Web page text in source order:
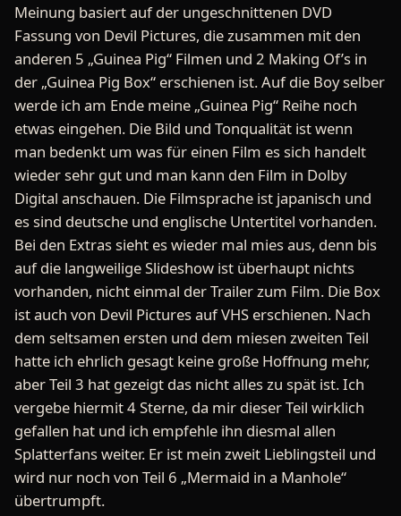
Meinung basiert auf der ungeschnittenen DVD
Fassung von Devil Pictures, die zusammen mit den
anderen 5 „Guinea Pig“ Filmen und 2 Making Of’s in
der „Guinea Pig Box“ erschienen ist. Auf die Boy selber
werde ich am Ende meine „Guinea Pig“ Reihe noch
etwas eingehen. Die Bild und Tonqualität ist wenn
man bedenkt um was für einen Film es sich handelt
wieder sehr gut und man kann den Film in Dolby
Digital anschauen. Die Filmsprache ist japanisch und
es sind deutsche und englische Untertitel vorhanden.
Bei den Extras sieht es wieder mal mies aus, denn bis
auf die langweilige Slideshow ist überhaupt nichts
vorhanden, nicht einmal der Trailer zum Film. Die Box
ist auch von Devil Pictures auf VHS erschienen. Nach
dem seltsamen ersten und dem miesen zweiten Teil
hatte ich ehrlich gesagt keine große Hoffnung mehr,
aber Teil 3 hat gezeigt das nicht alles zu spät ist. Ich
vergebe hiermit 4 Sterne, da mir dieser Teil wirklich
gefallen hat und ich empfehle ihn diesmal allen
Splatterfans weiter. Er ist mein zweit Lieblingsteil und
wird nur noch von Teil 6 „Mermaid in a Manhole“
übertrumpft.